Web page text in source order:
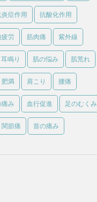
炎症作用 抗酸化作用
疲労 筋肉痛 紫外線
耳鳴り 肌の悩み 肌荒れ
肥満 肩こり 腰痛
痛み 血行促進 足のむくみ
関節痛 首の痛み